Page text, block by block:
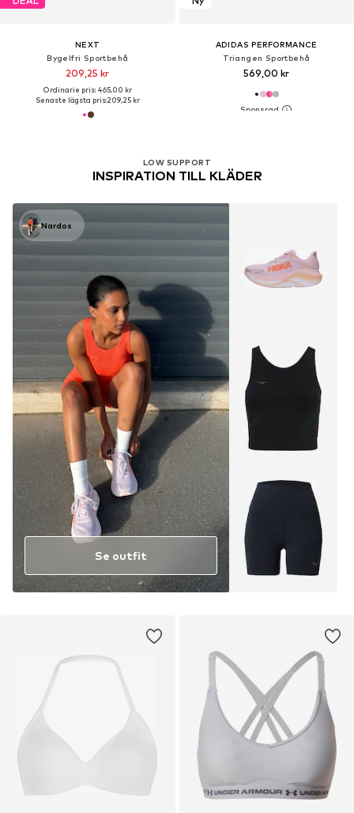
NEXT
Bygelfri Sportbehå
209,25 kr
Ordinarie pris: 465,00 kr
Senaste lägsta pris:209,25 kr
ADIDAS PERFORMANCE
Triangen Sportbehå
569,00 kr
LOW SUPPORT
INSPIRATION TILL KLÄDER
Nardos
Se outfit